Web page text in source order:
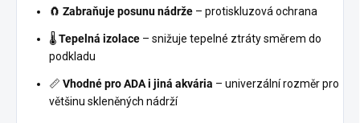
🧲 Zabraňuje posunu nádrže – protiskluzová ochrana
🌡️Tepelná izolace – snižuje tepelné ztráty směrem do
podkladu
📏 Vhodné pro ADA i jiná akvária – univerzální rozměr pro
většinu skleněných nádrží